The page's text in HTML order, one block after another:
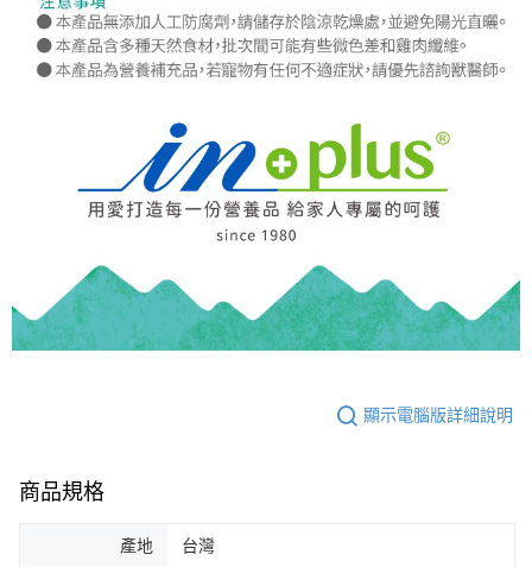
顯示電腦版詳細說明
商品規格
產地 台灣